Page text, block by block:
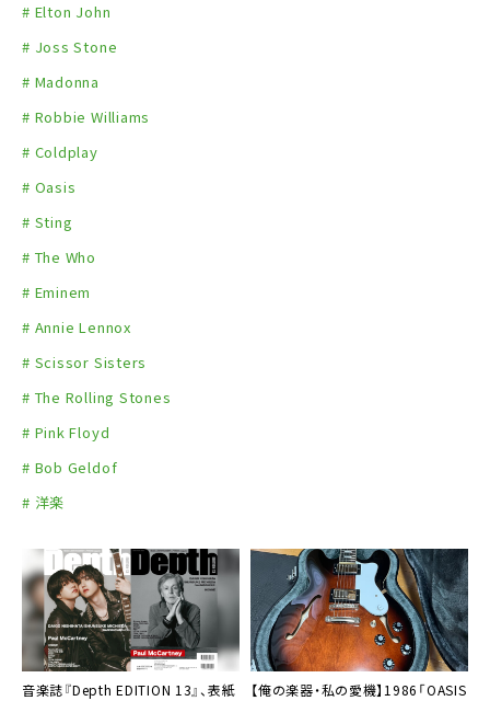
# Elton John
# Joss Stone
# Madonna
# Robbie Williams
# Coldplay
# Oasis
# Sting
# The Who
# Eminem
# Annie Lennox
# Scissor Sisters
# The Rolling Stones
# Pink Floyd
# Bob Geldof
# 洋楽
音楽誌『Depth EDITION 13』、表紙
【俺の楽器・私の愛機】1986「OASIS